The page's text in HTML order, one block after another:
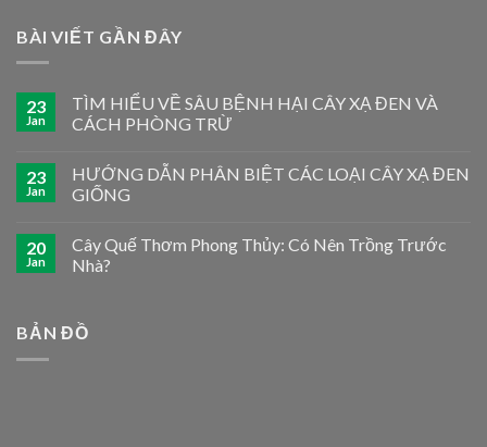
BÀI VIẾT GẦN ĐÂY
23
Jan
TÌM HIỂU VỀ SÂU BỆNH HẠI CÂY XẠ ĐEN VÀ
CÁCH PHÒNG TRỪ
23
Jan
HƯỚNG DẪN PHÂN BIỆT CÁC LOẠI CÂY XẠ ĐEN
GIỐNG
20
Jan
Cây Quế Thơm Phong Thủy: Có Nên Trồng Trước
Nhà?
BẢN ĐỒ